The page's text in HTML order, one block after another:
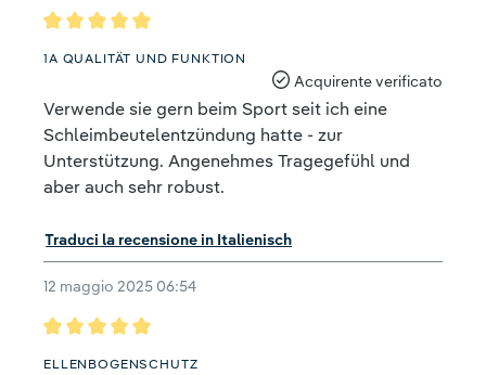
Recensione con valutazione di 5 su 5 stelle
1A QUALITÄT UND FUNKTION
Acquirente verificato
Verwende sie gern beim Sport seit ich eine
Schleimbeutelentzündung hatte - zur
Unterstützung. Angenehmes Tragegefühl und
aber auch sehr robust.
Traduci la recensione in Italienisch
12 maggio 2025 06:54
ELLENBOGENSCHUTZ